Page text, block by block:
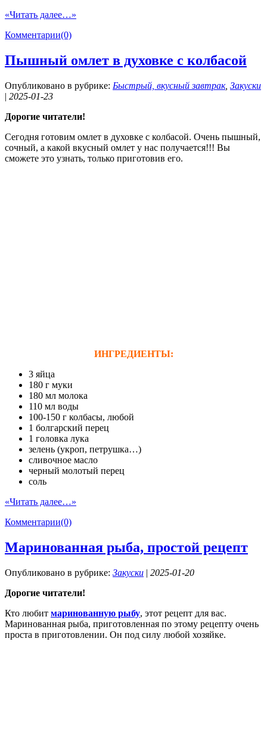
«Читать далее…»
Комментарии(0)
Пышный омлет в духовке с колбасой
Опубликовано в рубрике: Быстрый, вкусный завтрак, Закуски
| 2025-01-23
Дорогие читатели!
Сегодня готовим омлет в духовке с колбасой. Очень пышный,
сочный, а какой вкусный омлет у нас получается!!! Вы
сможете это узнать, только приготовив его.
ИНГРЕДИЕНТЫ:
3 яйца
180 г муки
180 мл молока
110 мл воды
100-150 г колбасы, любой
1 болгарский перец
1 головка лука
зелень (укроп, петрушка…)
сливочное масло
черный молотый перец
соль
«Читать далее…»
Комментарии(0)
Маринованная рыба, простой рецепт
Опубликовано в рубрике: Закуски | 2025-01-20
Дорогие читатели!
Кто любит маринованную рыбу, этот рецепт для вас.
Маринованная рыба, приготовленная по этому рецепту очень
проста в приготовлении. Он под силу любой хозяйке.